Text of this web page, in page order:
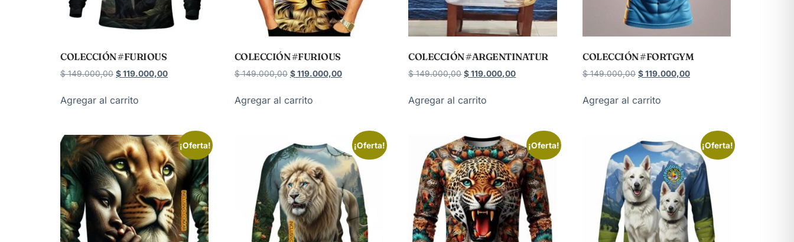
COLECCIÓN #FURIOUS
$149.000,00 $119.000,00
Agregar al carrito
COLECCIÓN #FURIOUS
$149.000,00 $119.000,00
Agregar al carrito
COLECCIÓN #ARGENTINATUR
$149.000,00 $119.000,00
Agregar al carrito
COLECCIÓN #FORTGYM
$149.000,00 $119.000,00
Agregar al carrito
¡Oferta! ¡Oferta! ¡Oferta! ¡Oferta!